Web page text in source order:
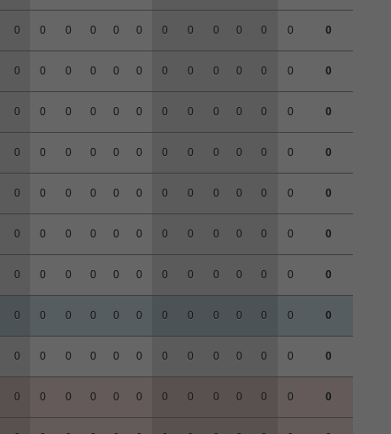
0 0 0 0 0 0 0 0 0 0 0 0 0
0 0 0 0 0 0 0 0 0 0 0 0 0
0 0 0 0 0 0 0 0 0 0 0 0 0
0 0 0 0 0 0 0 0 0 0 0 0 0
0 0 0 0 0 0 0 0 0 0 0 0 0
0 0 0 0 0 0 0 0 0 0 0 0 0
0 0 0 0 0 0 0 0 0 0 0 0 0
0 0 0 0 0 0 0 0 0 0 0 0 0
0 0 0 0 0 0 0 0 0 0 0 0 0
0 0 0 0 0 0 0 0 0 0 0 0 0